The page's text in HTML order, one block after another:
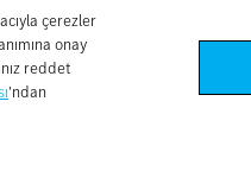
çerezler
onay
reddet
'ndan